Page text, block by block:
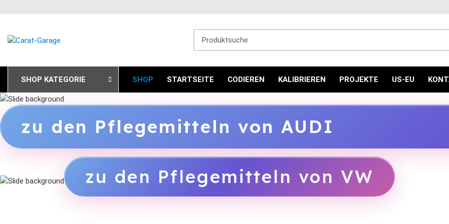
SHOP KATEGORIE SHOP STARTSEITE CODIEREN KALIBRIEREN PROJEKTE US-EU
zu den Pflegemitteln von AUDI
zu den Pflegemitteln von VW